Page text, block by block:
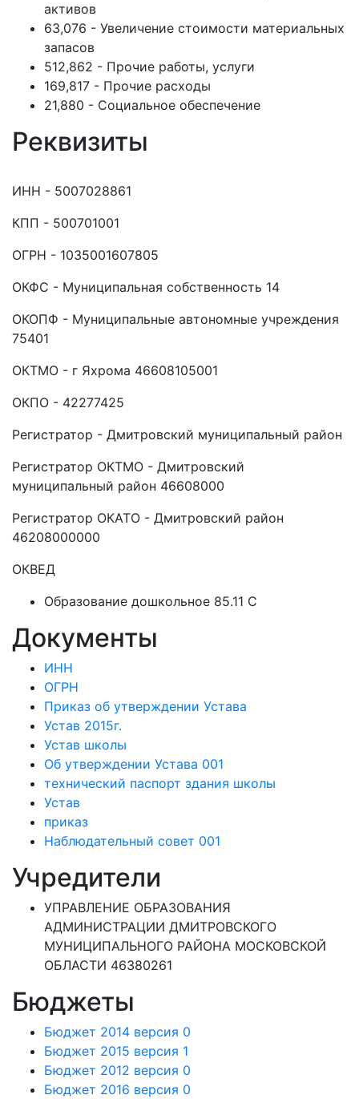
активов
63,076 - Увеличение стоимости материальных
запасов
512,862 - Прочие работы, услуги
169,817 - Прочие расходы
21,880 - Социальное обеспечение
Реквизиты
ИНН - 5007028861
КПП - 500701001
ОГРН - 1035001607805
ОКФС - Муниципальная собственность 14
ОКОПФ - Муниципальные автономные учреждения
75401
ОКТМО - г Яхрома 46608105001
ОКПО - 42277425
Регистратор - Дмитровский муниципальный район
Регистратор ОКТМО - Дмитровский
муниципальный район 46608000
Регистратор ОКАТО - Дмитровский район
46208000000
ОКВЕД
Образование дошкольное 85.11 C
Документы
ИНН
ОГРН
Приказ об утверждении Устава
Устав 2015г.
Устав школы
Об утверждении Устава 001
технический паспорт здания школы
Устав
приказ
Наблюдательный совет 001
Учредители
УПРАВЛЕНИЕ ОБРАЗОВАНИЯ
АДМИНИСТРАЦИИ ДМИТРОВСКОГО
МУНИЦИПАЛЬНОГО РАЙОНА МОСКОВСКОЙ
ОБЛАСТИ 46380261
Бюджеты
Бюджет 2014 версия 0
Бюджет 2015 версия 1
Бюджет 2012 версия 0
Бюджет 2016 версия 0